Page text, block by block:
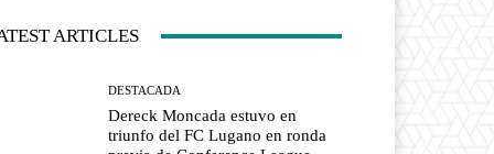
ARTICLES
DESTACADA
Dereck Moncada estuvo en
triunfo del FC Lugano en ronda